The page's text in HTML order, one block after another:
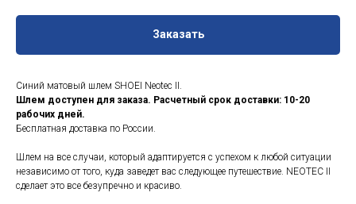
Заказать
Синий матовый шлем SHOEI Neotec II.
Шлем доступен для заказа. Расчетный срок доставки: 10-20
рабочих дней.
Бесплатная доставка по России.
Шлем на все случаи, который адаптируется с успехом к любой ситуации
независимо от того, куда заведет вас следующее путешествие. NEOTEC II
сделает это все безупречно и красиво.